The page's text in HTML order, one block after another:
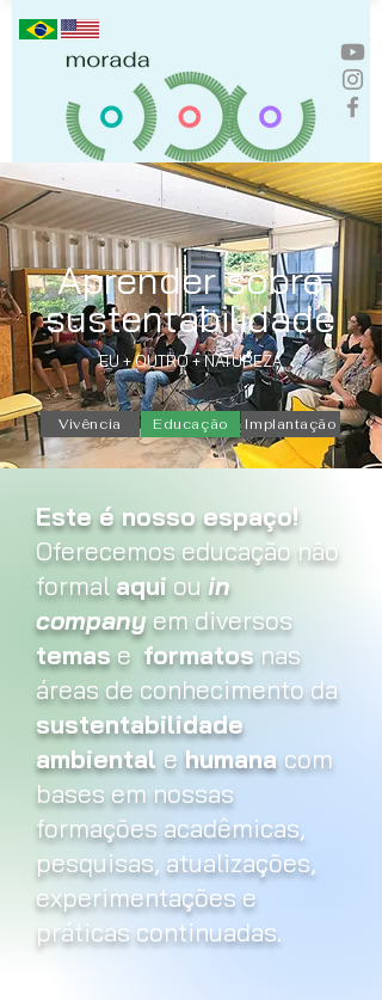
Aprender sobre
sustentabilidade
EU + OUTRO + NATUREZA
Vivência Educação Implantação
Este é nosso espaço!
Oferecemos educação não
formal aqui ou in
company em diversos
temas e formatos nas
áreas de conhecimento da
sustentabilidade
ambiental e humana com
bases em nossas
formações acadêmicas,
pesquisas, atualizações,
experimentações e
práticas continuadas.